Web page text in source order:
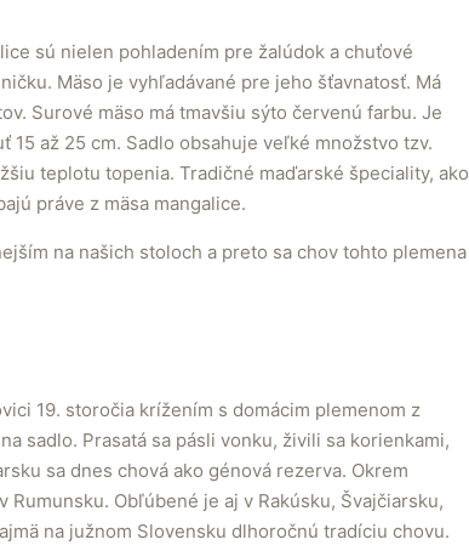
sú nielen pohladením pre žalúdok a chuťové
Mäso je vyhľadávané pre jeho šťavnatosť. Má
Surové mäso má tmavšiu sýto červenú farbu. Je
až 25 cm. Sadlo obsahuje veľké množstvo tzv.
teplotu topenia. Tradičné maďarské špeciality, ako
práve z mäsa mangalice.
na našich stoloch a preto sa chov tohto plemena
19. storočia krížením s domácim plemenom z
sadlo. Prasatá sa pásli vonku, živili sa korienkami,
sa dnes chová ako génová rezerva. Okrem
Obľúbené je aj v Rakúsku, Švajčiarsku,
na južnom Slovensku dlhoročnú tradíciu chovu.